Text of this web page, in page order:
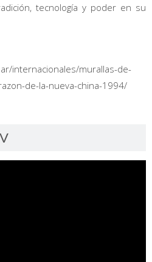
tecnología y poder en su
internacionales/murallas-de-
de-la-nueva-china-1994/